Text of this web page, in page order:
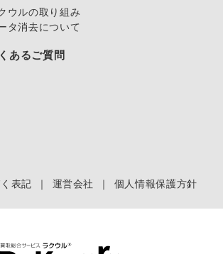
ウルの取り組み
タ消去について
あるご質問
表記 ｜ 運営会社 ｜ 個人情報保護方針